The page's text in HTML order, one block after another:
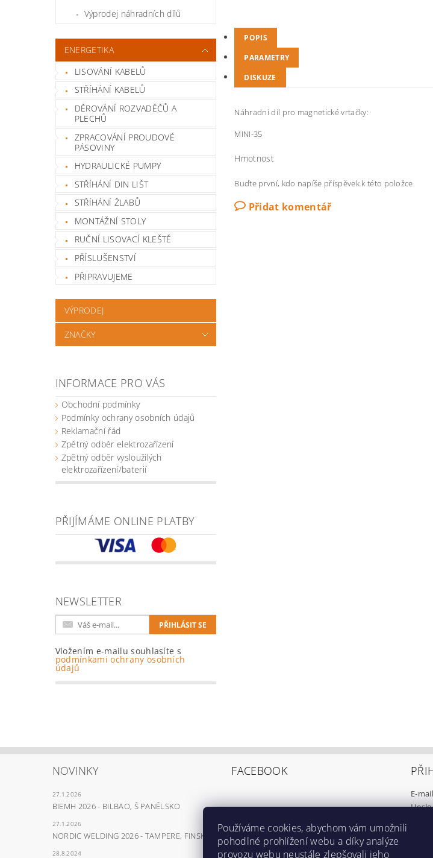
Výprodej náhradních dílů
ENERGETIKA
LISOVÁNÍ KABELŮ
STŘÍHÁNÍ KABELŮ
DĚROVÁNÍ ROZVADĚČŮ A
PLECHŮ
ZPRACOVÁNÍ PROUDOVÉ
PÁSOVINY
HYDRAULICKÉ PUMPY
STŘÍHÁNÍ DIN LIŠT
STŘÍHÁNÍ ŽLABŮ
MONTÁŽNÍ STOLY
RUČNÍ LISOVACÍ KLEŠTĚ
PŘÍSLUŠENSTVÍ
PŘIPRAVUJEME
VÝPRODEJ
ZNAČKY
INFORMACE PRO VÁS
Obchodní podmínky
Podmínky ochrany osobních údajů
Reklamační řád
Zpětný odběr elektrozařízení
Zpětný odběr vysloužilých
elektrozařízení/baterií
PŘIJÍMÁME ONLINE PLATBY
NEWSLETTER
Vložením e-mailu souhlasíte s
podmínkami ochrany osobních
údajů
POPIS
PARAMETRY
DISKUZE
Náhradní díl pro magnetické vrtačky:
MINI-35
Hmotnost
Buďte první, kdo napíše příspěvek k této položce.
Přidat komentář
NOVINKY
27.1.2026
BIEMH 2026 - BILBAO, Š PANĚLSKO
27.1.2026
NORDIC WELDING 2026 - TAMPERE, FINSKO
28.8.2024
FACEBOOK
E-mail
Heslo
Používáme cookies, abychom vám umožnili
pohodlné prohlížení webu a díky analýze
provozu webu neustále zlepšovali jeho